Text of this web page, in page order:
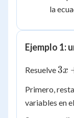
la
Ejemplo 1:
Resuelve 3x
5
=
3x
Primero, resta
variables en